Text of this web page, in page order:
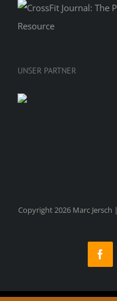
UNSER PARTNER
Copyright 2026 Marc Jersch |